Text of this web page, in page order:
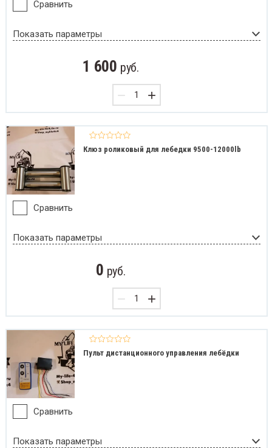
Показать параметры
Сравнить
1 600 руб.
− +
Клюз роликовый для лебедки 9500-12000lb
Показать параметры
Сравнить
0 руб.
− +
Пульт дистанционного управления лебёдки
Показать параметры
Сравнить